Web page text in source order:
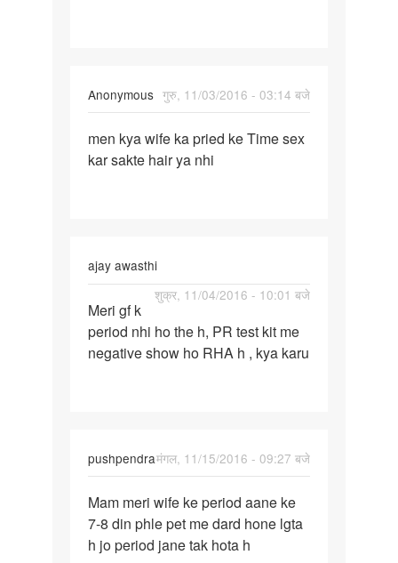
Anonymous गुरु, 11/03/2016 - 03:14 बजे
men
kya
Time
men kya wife ka pried ke Time sex
kar sakte hair ya nhi
ajay awasthi
शुक्र, 11/04/2016 - 10:01 बजे
Meri
gf
k
h
Meri gf k
period nhi ho the h, PR test kit me
negative show ho RHA h , kya karu
pushpendraमंगल, 11/15/2016 - 09:27 बजे
Mam
meri
wife
Mam meri wife ke period aane ke
7-8 din phle pet me dard hone lgta
h jo period jane tak hota h